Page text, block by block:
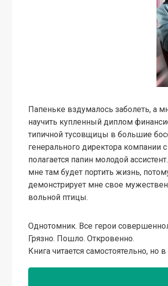
Папеньке вздумалось заболеть, а
научить купленный диплом
типичной тусовщицы в большие
генерального директора
полагается папин молодой
мне там будет портить жизнь,
демонстрирует мне свое
вольной птицы.
Однотомник. Все герои
Грязно. Пошло. Откровенно.
Книга читается самостоятельно, но